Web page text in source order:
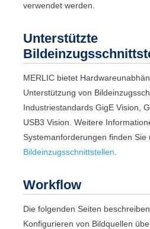
verwendet werden.
Unterstützte
MERLIC bietet
Unterstützung von
IndustriestandardsGigE Vision ,
USB3 Vision . Weitere
Systemanforderungen finden Sie
Bildeinzugsschnittstellen
Workflow
Die folgenden Seiten
Konfigurieren von Bildquellen